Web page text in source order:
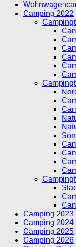
Camping 2022
Camping 2023
Camping 2024
Camping 2025
Camping 2026